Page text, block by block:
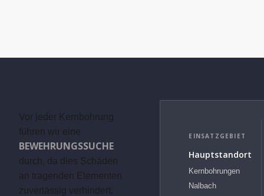
Vor jeder Kernbohrung
führen wir eine
BEWEHRUNGSSUCHE
durch, da dies Schäden
an tragenden Elementen
zuverlässig verhindert.
EINSATZGEBIET
Hauptstandort
Kernbohrungen
Nalbach